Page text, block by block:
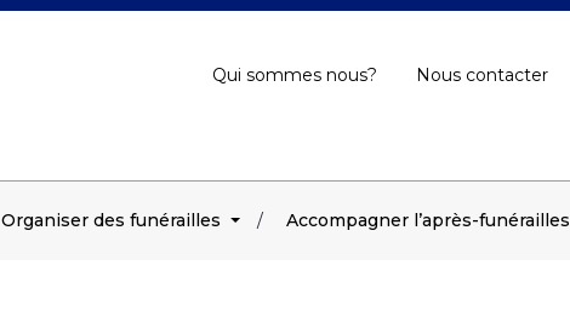
Qui sommes nous? Nous contacter
Organiser des funérailles Accompagner l’après-funérailles